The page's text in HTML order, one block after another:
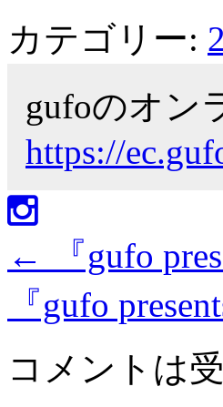
カテゴリー:
gufoのオン
https://
←
『gufo
『gufo
コメントは